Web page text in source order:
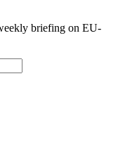
briefing on EU-